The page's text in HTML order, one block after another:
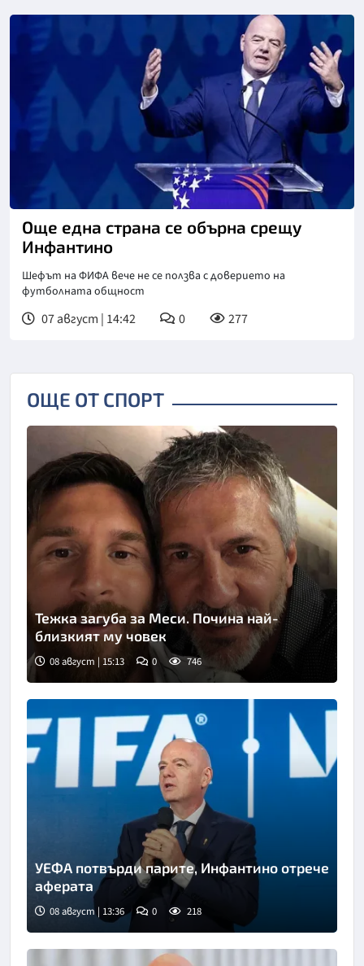
Още една страна се обърна срещу
Инфантино
Шефът на ФИФА вече не се ползва с доверието на
футболната общност
07 август | 14:42 0 277
ОЩЕ ОТ СПОРТ
Снимка: Инстаграм
Тежка загуба за Меси. Почина най-
близкият му човек
08 август | 15:13 0 746
УЕФА потвърди парите, Инфантино отрече
аферата
08 август | 13:36 0 218